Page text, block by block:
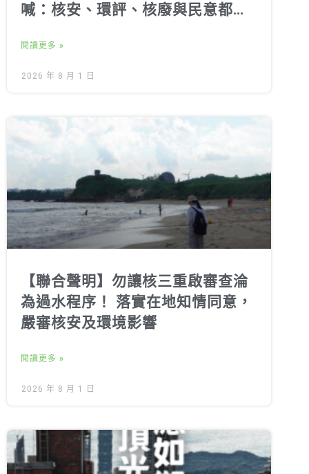
喊：核安、環評、核廢與民意都不
閱讀更多 »
2026 年 8 月 1 日
【聯合聲明】勿讓核三重啟審查淪
為過水程序！ 落實在地知情同意，
嚴審核安及環境影響
閱讀更多 »
2026 年 8 月 1 日